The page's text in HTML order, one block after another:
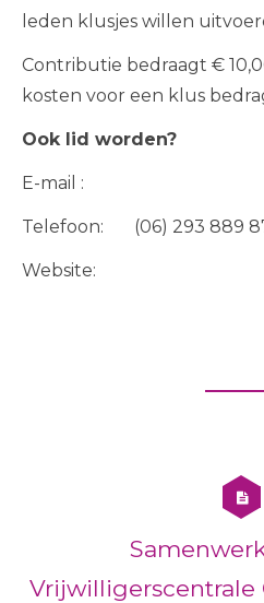
leden klusjes willen
Contributie bedraagt €
kosten voor een klus
Ook lid worden?
E-mail :
Telefoon: (06) 293 889
Website:
Vrijwilligerscentrale